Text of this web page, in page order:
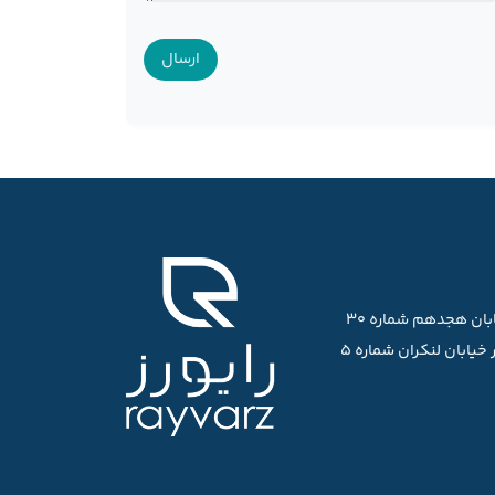
هجدهم شماره ۳۰
لنکران شماره ۵